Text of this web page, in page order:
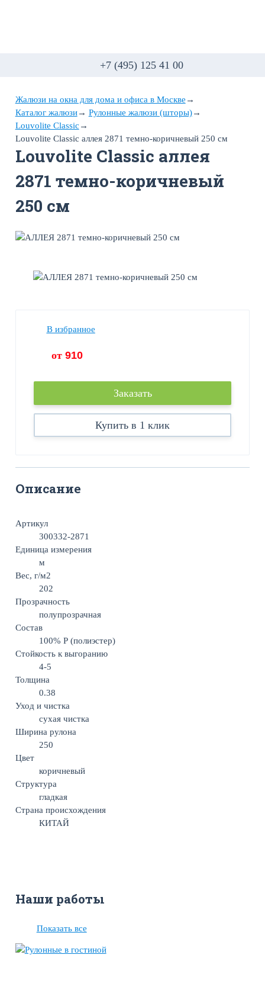
+7 (495) 125 41 00
Жалюзи на окна для дома и офиса в Москве →
Каталог жалюзи→ Рулонные жалюзи (шторы)→
Louvolite Classic →
Louvolite Classic аллея 2871 темно-коричневый 250 см
Louvolite Classic аллея
2871 темно-коричневый
250 см
В избранное
от 910
Заказать
Купить в 1 клик
Описание
Артикул
300332-2871
Единица измерения
м
Вес, г/м2
202
Прозрачность
полупрозрачная
Состав
100% Р (полиэстер)
Стойкость к выгоранию
4-5
Толщина
0.38
Уход и чистка
сухая чистка
Ширина рулона
250
Цвет
коричневый
Структура
гладкая
Страна происхождения
КИТАЙ
Наши работы
Показать все